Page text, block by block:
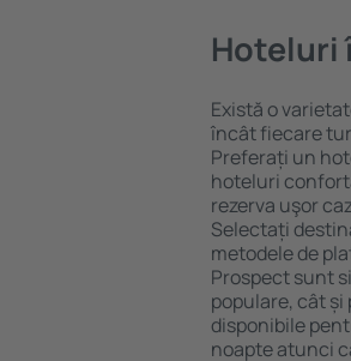
Hoteluri
Există o
încât fiecare
Preferați un
hoteluri
rezerva uşor
Selectați
metodele de
Prospect sunt
populare, cât și
disponibile
noapte atunci